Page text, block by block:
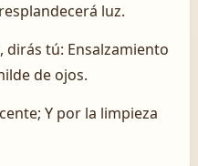
luz.
tú: Ensalzamiento
de ojos.
Y por la limpieza